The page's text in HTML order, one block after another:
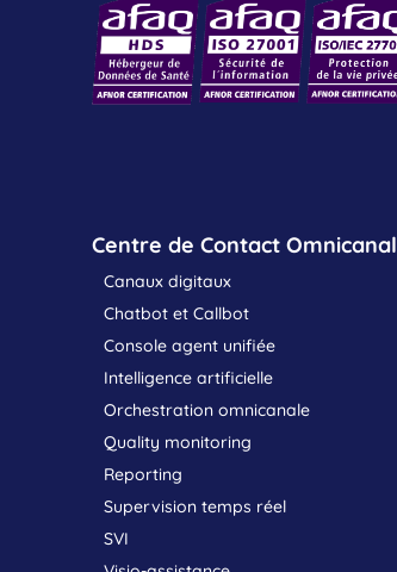
Centre de Contact Omnicanal
Canaux digitaux
Chatbot et Callbot
Console agent unifiée
Intelligence artificielle
Orchestration omnicanale
Quality monitoring
Reporting
Supervision temps réel
SVI